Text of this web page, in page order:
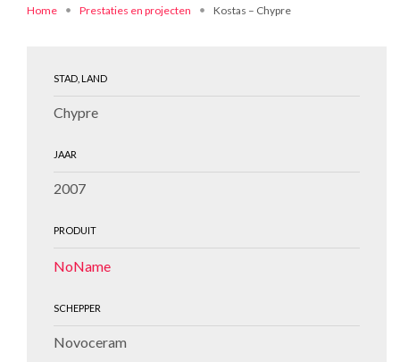
Home Prestaties en projecten Kostas – Chypre
STAD, LAND
Chypre
JAAR
2007
PRODUIT
NoName
SCHEPPER
Novoceram